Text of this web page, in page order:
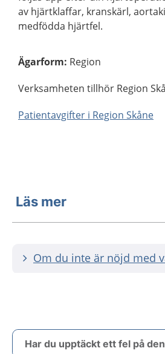
av hjärtklaffar, kranskärl,
medfödda hjärtfel.
Ägarform: Region
Verksamheten tillhör Region
Patientavgifter i Region Skåne
Läs mer
Om du inte är nöjd med
Har du upptäckt ett fel på